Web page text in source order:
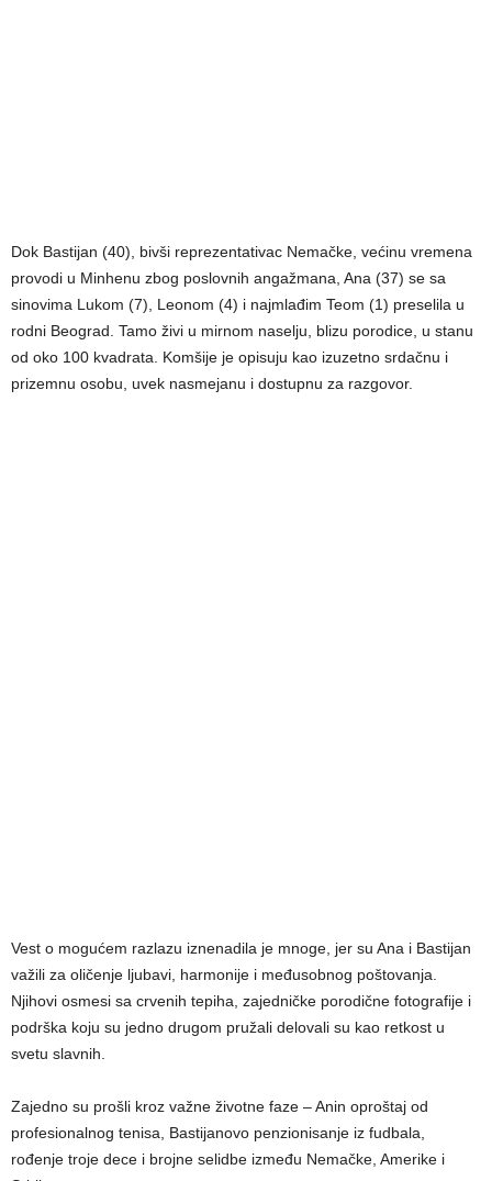
Dok Bastijan (40), bivši reprezentativac Nemačke, većinu vremena
provodi u Minhenu zbog poslovnih angažmana, Ana (37) se sa
sinovima Lukom (7), Leonom (4) i najmlađim Teom (1) preselila u
rodni Beograd. Tamo živi u mirnom naselju, blizu porodice, u stanu
od oko 100 kvadrata. Komšije je opisuju kao izuzetno srdačnu i
prizemnu osobu, uvek nasmejanu i dostupnu za razgovor.
Vest o mogućem razlazu iznenadila je mnoge, jer su Ana i Bastijan
važili za oličenje ljubavi, harmonije i međusobnog poštovanja.
Njihovi osmesi sa crvenih tepiha, zajedničke porodične fotografije i
podrška koju su jedno drugom pružali delovali su kao retkost u
svetu slavnih.
Zajedno su prošli kroz važne životne faze – Anin oproštaj od
profesionalnog tenisa, Bastijanovo penzionisanje iz fudbala,
rođenje troje dece i brojne selidbe između Nemačke, Amerike i